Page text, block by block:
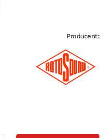
Producent: